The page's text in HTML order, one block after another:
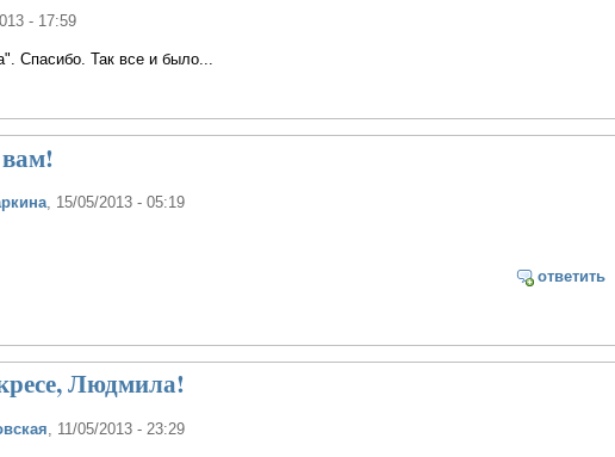
- 17:59
Спасибо. Так все и было...
, 15/05/2013 - 05:19
ответить
Людмила!
, 11/05/2013 - 23:29